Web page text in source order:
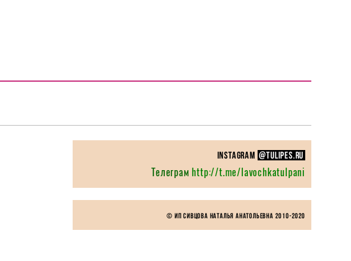
instagram @TULIPES.RU
Телеграм http://t.me/lavochkatulpani
© ИП Сивцова Наталья Анатольевна 2010-2020